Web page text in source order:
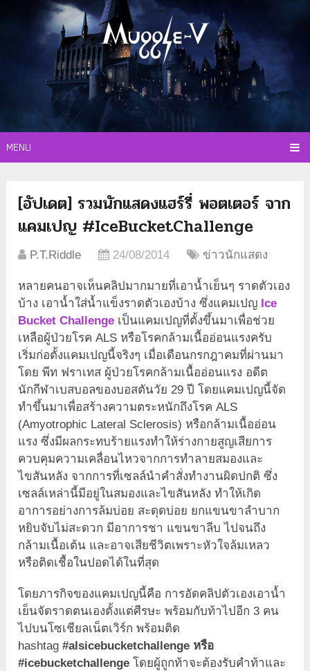
MENU
[อัปเดต] รวมนักแสดงแฮร์รี่ พอตเตอร์ จาก
แคมเปญ #IceBucketChallenge
P.T.Riddle 24/08/2014 ข่าวนักแสดง
หลายคนอาจเห็นคลิปมากมายที่เอาน้ำเย็นๆ ราดตัวเอง
บ้าง เอาน้ำใส่น้ำแข็งราดตัวเองบ้าง ซึ่งแคมเปญ Ice
Bucket Challenge เป็นแคมเปญที่ตั้งขึ้นมาเพื่อช่วย
เหลือผู้ป่วยโรค ALS หรือโรคกล้ามเนื้ออ่อนแรงครับ
เริ่มก่อตั้งแคมเปญนี้จริงๆ เมื่อเดือนกรกฎาคมที่ผ่านมา
โดย พีท ฟราเทส ผู้ป่วยโรคกล้ามเนื้ออ่อนแรง อดีต
นักกีฬาเบสบอลของบอสตันวัย 29 ปี โดยแคมเปญนี้จัด
ทำขึ้นมาเพื่อสร้างความตระหนักถึงโรค ALS
(Amyotrophic Lateral Sclerosis) หรือกล้ามเนื้ออ่อน
แรง ซึ่งมีผลกระทบร้ายแรงทำให้ร่างกายสูญเสียการ
ควบคุมความเคลื่อนไหวจากการทำลายสมองและ
ไขสันหลัง จากการที่เซลล์นำคำสั่งทำงานผิดปกติ ซึ่ง
เซลล์เหล่านี้มีอยู่ในสมองและไขสันหลัง ทำให้เกิด
อาการอย่างการล้มบ่อย สะดุดบ่อย ยกแขนขาลำบาก
หยิบจับไม่สะดวก มีอาการชา แขนขาลีบ ไปจนถึง
กล้ามเนื้อเต้น และอาจเสียชีวิตเพราะหัวใจล้มเหลว
หรือติดเชื้อในปอดได้ในที่สุด
โดยภารกิจของแคมเปญนี้คือ การอัดคลิปตัวเองเอาน้ำ
เย็นจัดราดตนเองตั้งแต่ศีรษะ พร้อมกับท้าไปอีก 3 คน
ไปบนโซเชียลเน็ตเวิร์ก พร้อมติด
hashtag #‎alsicebucketchallenge หรือ
#icebucketchallenge โดยผู้ถูกท้าจะต้องรับคำท้าและ